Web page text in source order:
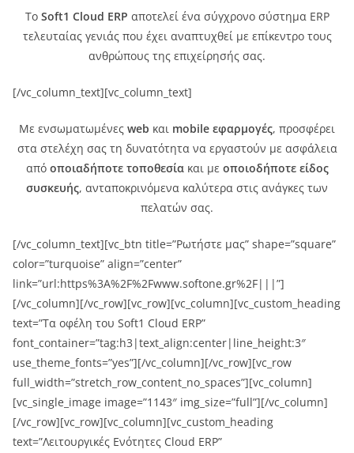
Το Soft1 Cloud ERP αποτελεί ένα σύγχρονο σύστημα ERP
τελευταίας γενιάς που έχει αναπτυχθεί με επίκεντρο τους
ανθρώπους της επιχείρησής σας.
[/vc_column_text][vc_column_text]
Με ενσωματωμένες web και mobile εφαρμογές, προσφέρει
στα στελέχη σας τη δυνατότητα να εργαστούν με ασφάλεια
από οποιαδήποτε τοποθεσίακαι με οποιοδήποτε είδος
συσκευής, ανταποκρινόμενα καλύτερα στις ανάγκες των
πελατών σας.
[/vc_column_text][vc_btn title=”Ρωτήστε μας” shape=”square”
color=”turquoise” align=”center”
link=”url:https%3A%2F%2Fwww.softone.gr%2F|||”]
[/vc_column][/vc_row][vc_row][vc_column][vc_custom_heading
text=”Τα οφέλη του Soft1 Cloud ERP”
font_container=”tag:h3|text_align:center|line_height:3″
use_theme_fonts=”yes”][/vc_column][/vc_row][vc_row
full_width=”stretch_row_content_no_spaces”][vc_column]
[vc_single_image image=”1143″ img_size=”full”][/vc_column]
[/vc_row][vc_row][vc_column][vc_custom_heading
text=”Λειτουργικές Ενότητες Cloud ERP”